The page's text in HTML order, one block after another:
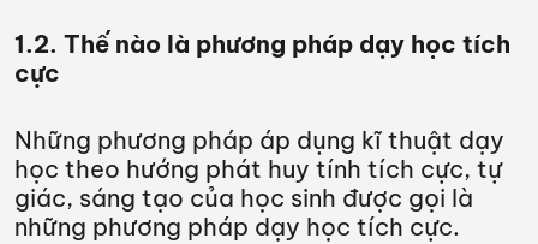
1.2. Thế nào là phương pháp dạy học tích
cực
Những phương pháp áp dụng kĩ thuật dạy
học theo hướng phát huy tính tích cực, tự
giác, sáng tạo của học sinh được gọi là
những phương pháp dạy học tích cực.